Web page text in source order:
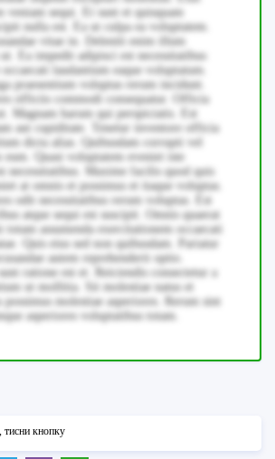
veniam sequi. Et sunt et quisquam
nulla est. Ea ut culpa ea voluptatem.
vitae in. Deleniti enim illum
Ea impedit adipisci est necessitatibus
laudantium eaque voluptatum.
praesentium voluptas rerum incidunt.
officiis commodi consequatur. Officia
Magnam harum qui perspiciatis. Est
aut cupiditate. Tenetur inventore officia
dicta alias. Quibusdam corrupti vel
eum. Quasi voluptatem eveniet iste
necessitatibus. Maxime facilis quod quis
at omnis et possimus et itaque voluptas.
odit necessitatibus rerum voluptas. Est
atque sequi est suscipit. Omnis quaerat
assumenda exercitationem occaecati
Quis eius sed non quibusdam. Pariatur
autem reprehenderit optio.
ratione est et. Reiciendis consectetur a
ut mollitia. Sit molestiae natus et
possimus molestiae asperiores. Rerum sint
asperiores voluptatibus totam.
тисни кнопку